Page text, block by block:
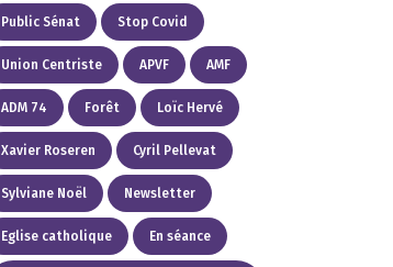
Public Sénat Stop Covid
Union Centriste APVF AMF
ADM 74 Forêt Loïc Hervé
Xavier Roseren Cyril Pellevat
Sylviane Noël Newsletter
Eglise catholique En séance